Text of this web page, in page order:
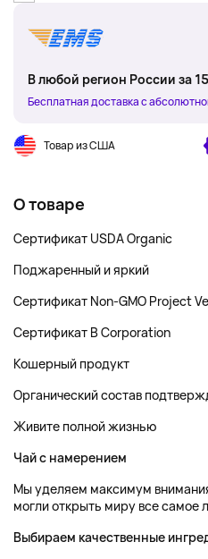
В любой регион России за
Бесплатная доставка с
Товар из США
О товаре
Сертификат USDA Organic
Поджаренный и яркий
Сертификат Non-GMO Project
Сертификат B Corporation
Кошерный продукт
Органический состав
Живите полной жизнью
Чай с намерением
Мы уделяем максимум
могли открыть миру все самое
Выбираем качественные